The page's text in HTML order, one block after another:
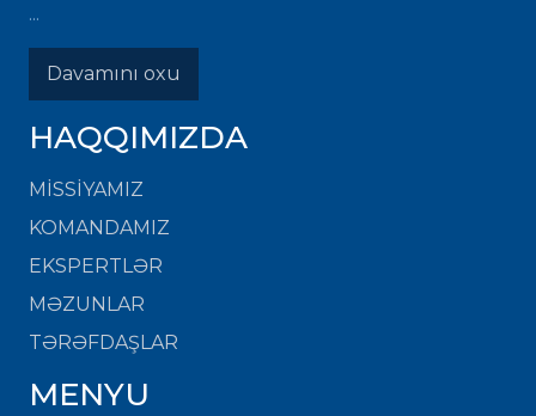
...
Davamını oxu
HAQQIMIZDA
MISSIYAMIZ
KOMANDAMIZ
EKSPERTLƏR
MƏZUNLAR
TƏRƏFDAŞLAR
MENYU